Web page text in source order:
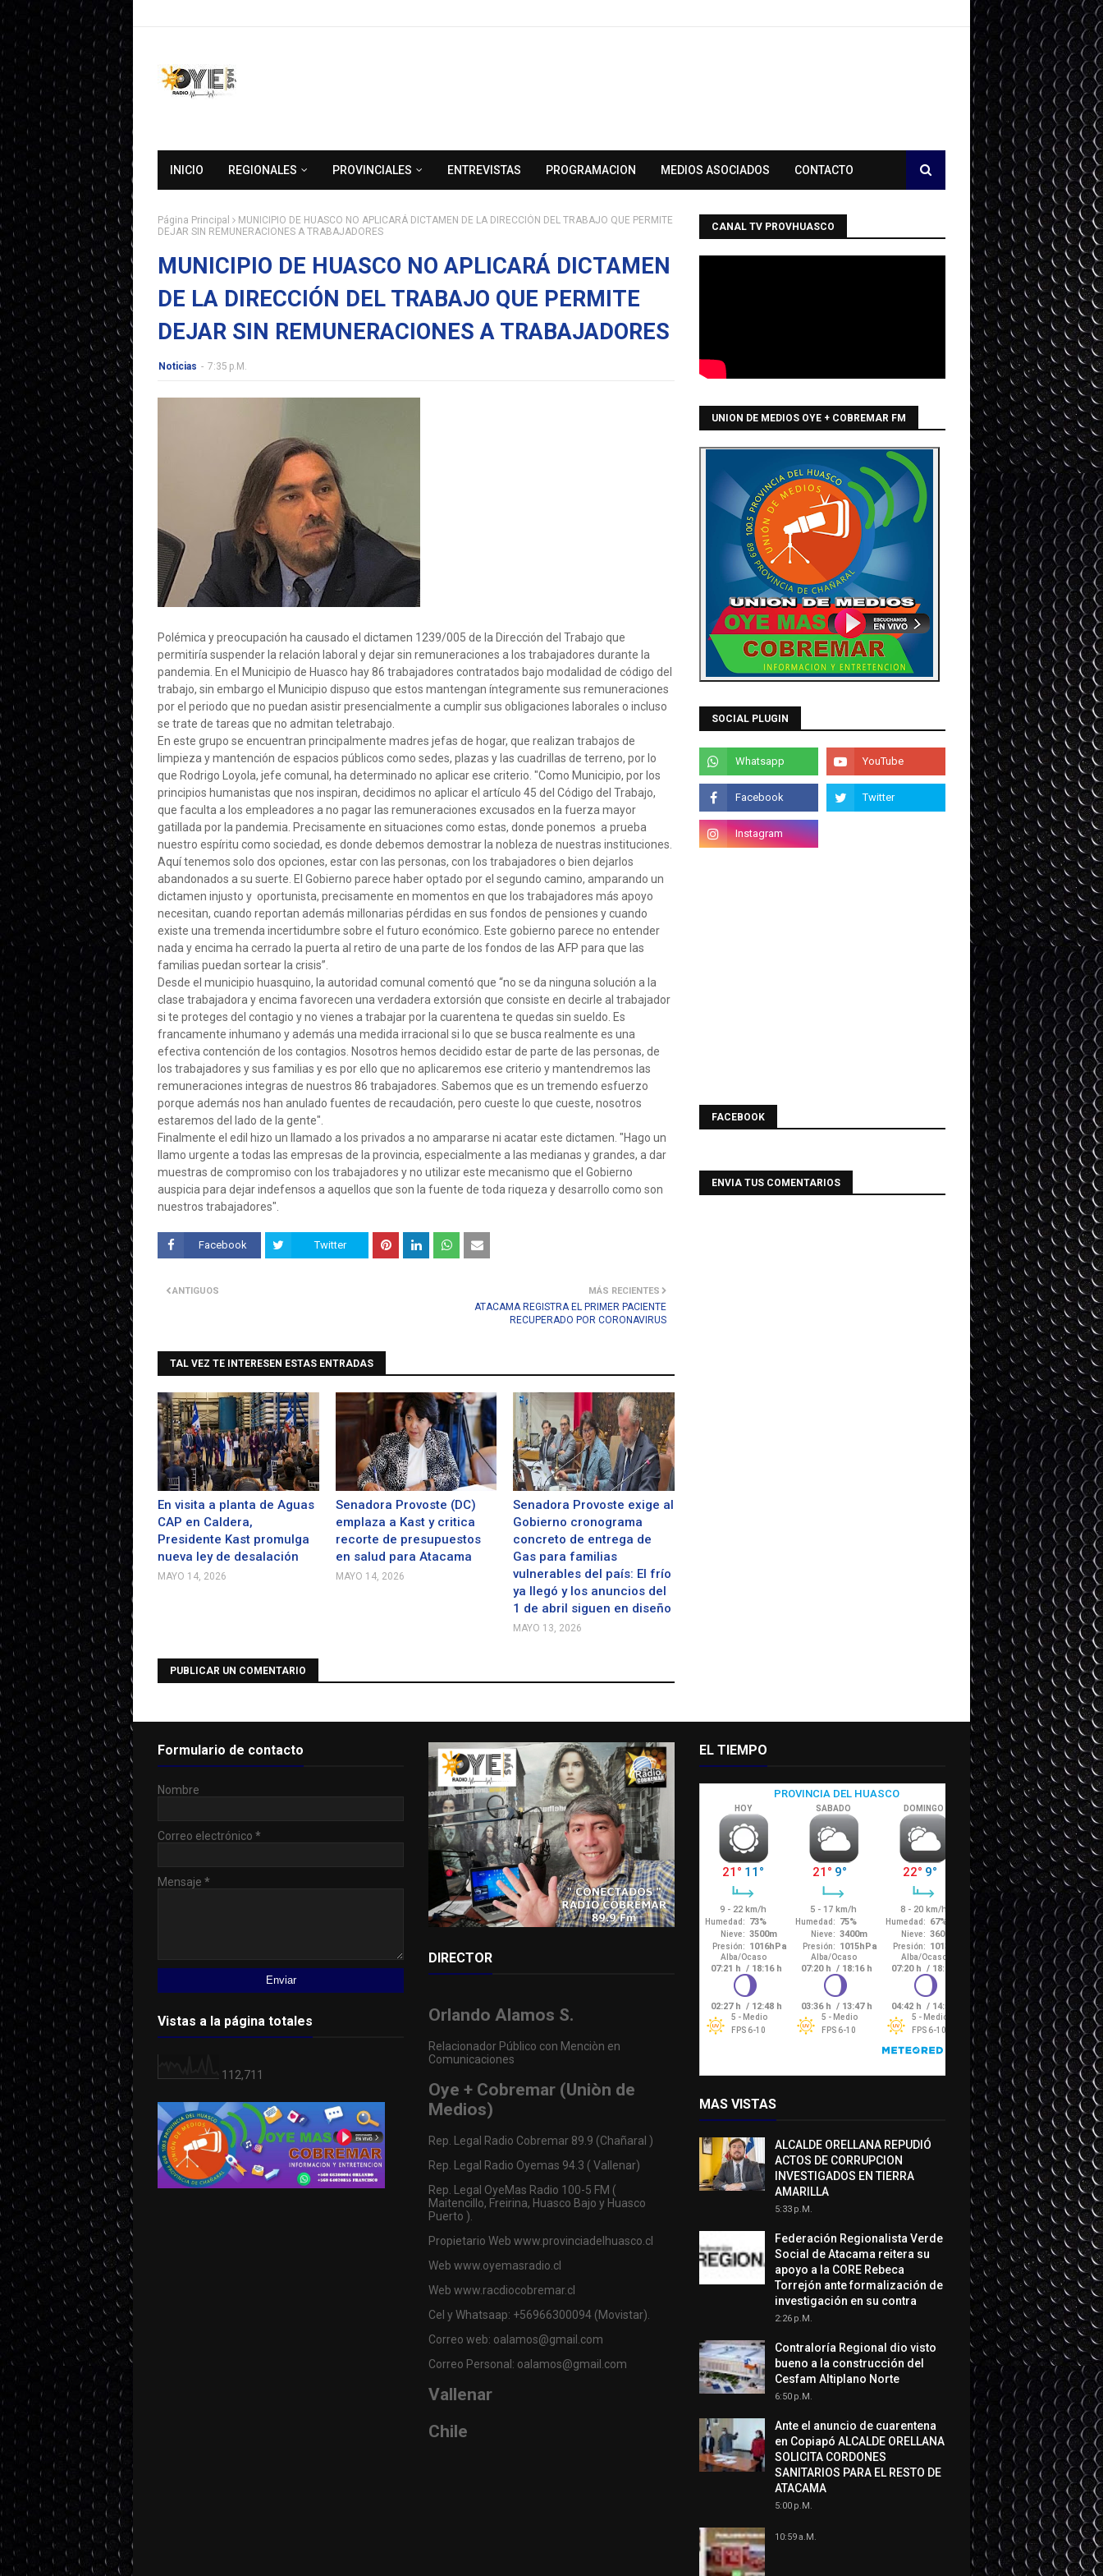
INICIO REGIONALES PROVINCIALES ENTREVISTAS PROGRAMACION MEDIOS ASOCIADOS CONTACTO
Página Principal
MUNICIPIO DE HUASCO NO APLICARÁ DICTAMEN DE LA DIRECCIÓN DEL TRABAJO QUE PERMITE
DEJAR SIN REMUNERACIONES A TRABAJADORES
MUNICIPIO DE HUASCO NO APLICARÁ DICTAMEN
DE LA DIRECCIÓN DEL TRABAJO QUE PERMITE
DEJAR SIN REMUNERACIONES A TRABAJADORES
Noticias - 7:35 P.m.
Polémica y preocupación ha causado el dictamen 1239/005 de la Dirección del Trabajo que
permitiría suspender la relación laboral y dejar sin remuneraciones a los trabajadores durante la
pandemia. En el Municipio de Huasco hay 86 trabajadores contratados bajo modalidad de código del
trabajo, sin embargo el Municipio dispuso que estos mantengan íntegramente sus remuneraciones
por el periodo que no puedan asistir presencialmente a cumplir sus obligaciones laborales o incluso
se trate de tareas que no admitan teletrabajo.
En este grupo se encuentran principalmente madres jefas de hogar, que realizan trabajos de
limpieza y mantención de espacios públicos como sedes, plazas y las cuadrillas de terreno, por lo
que Rodrigo Loyola, jefe comunal, ha determinado no aplicar ese criterio. "Como Municipio, por los
principios humanistas que nos inspiran, decidimos no aplicar el artículo 45 del Código del Trabajo,
que faculta a los empleadores a no pagar las remuneraciones excusados en la fuerza mayor
gatillada por la pandemia. Precisamente en situaciones como estas, donde ponemos a prueba
nuestro espíritu como sociedad, es donde debemos demostrar la nobleza de nuestras instituciones.
Aquí tenemos solo dos opciones, estar con las personas, con los trabajadores o bien dejarlos
abandonados a su suerte. El Gobierno parece haber optado por el segundo camino, amparando un
dictamen injusto y oportunista, precisamente en momentos en que los trabajadores más apoyo
necesitan, cuando reportan además millonarias pérdidas en sus fondos de pensiones y cuando
existe una tremenda incertidumbre sobre el futuro económico. Este gobierno parece no entender
nada y encima ha cerrado la puerta al retiro de una parte de los fondos de las AFP para que las
familias puedan sortear la crisis”.
Desde el municipio huasquino, la autoridad comunal comentó que “no se da ninguna solución a la
clase trabajadora y encima favorecen una verdadera extorsión que consiste en decirle al trabajador
si te proteges del contagio y no vienes a trabajar por la cuarentena te quedas sin sueldo. Es
francamente inhumano y además una medida irracional si lo que se busca realmente es una
efectiva contención de los contagios. Nosotros hemos decidido estar de parte de las personas, de
los trabajadores y sus familias y es por ello que no aplicaremos ese criterio y mantendremos las
remuneraciones integras de nuestros 86 trabajadores. Sabemos que es un tremendo esfuerzo
porque además nos han anulado fuentes de recaudación, pero cueste lo que cueste, nosotros
estaremos del lado de la gente".
Finalmente el edil hizo un llamado a los privados a no ampararse ni acatar este dictamen. "Hago un
llamo urgente a todas las empresas de la provincia, especialmente a las medianas y grandes, a dar
muestras de compromiso con los trabajadores y no utilizar este mecanismo que el Gobierno
auspicia para dejar indefensos a aquellos que son la fuente de toda riqueza y desarrollo como son
nuestros trabajadores".
Facebook Twitter
MÁS RECIENTES
ATACAMA REGISTRA EL PRIMER PACIENTE
RECUPERADO POR CORONAVIRUS
ANTIGUOS
TAL VEZ TE INTERESEN ESTAS ENTRADAS
En visita a planta de Aguas
CAP en Caldera,
Presidente Kast promulga
nueva ley de desalación
MAYO 14, 2026
Senadora Provoste (DC)
emplaza a Kast y critica
recorte de presupuestos
en salud para Atacama
MAYO 14, 2026
Senadora Provoste exige al
Gobierno cronograma
concreto de entrega de
Gas para familias
vulnerables del país: El frío
ya llegó y los anuncios del
1 de abril siguen en diseño
MAYO 13, 2026
PUBLICAR UN COMENTARIO
CANAL TV PROVHUASCO
UNION DE MEDIOS OYE + COBREMAR FM
SOCIAL PLUGIN
FACEBOOK
ENVIA TUS COMENTARIOS
Formulario de contacto
Nombre
Correo electrónico *
Mensaje *
Vistas a la página totales
112,711
DIRECTOR
Orlando Alamos S.
Relacionador Público con Menciòn en
Comunicaciones
Oye + Cobremar (Uniòn de
Medios)
Rep. Legal Radio Cobremar 89.9 (Chañaral )
Rep. Legal Radio Oyemas 94.3 ( Vallenar)
Rep. Legal OyeMas Radio 100-5 FM (
Maitencillo, Freirina, Huasco Bajo y Huasco
Puerto ).
Propietario Web www.provinciadelhuasco.cl
Web www.oyemasradio.cl
Web www.racdiocobremar.cl
Cel y Whatsaap: +56966300094 (Movistar).
Correo web: oalamos@gmail.com
Correo Personal: oalamos@gmail.com
Vallenar
Chile
EL TIEMPO
MAS VISTAS
ALCALDE ORELLANA REPUDIÓ
ACTOS DE CORRUPCION
INVESTIGADOS EN TIERRA
AMARILLA
5:33 P.m.
Federación Regionalista Verde
Social de Atacama reitera su
apoyo a la CORE Rebeca
Torrejón ante formalización de
investigación en su contra
2:26 P.m.
Contraloría Regional dio visto
bueno a la construcción del
Cesfam Altiplano Norte
6:50 P.m.
Ante el anuncio de cuarentena
en Copiapó ALCALDE ORELLANA
SOLICITA CORDONES
SANITARIOS PARA EL RESTO DE
ATACAMA
5:00 P.m.
10:59 A.m.